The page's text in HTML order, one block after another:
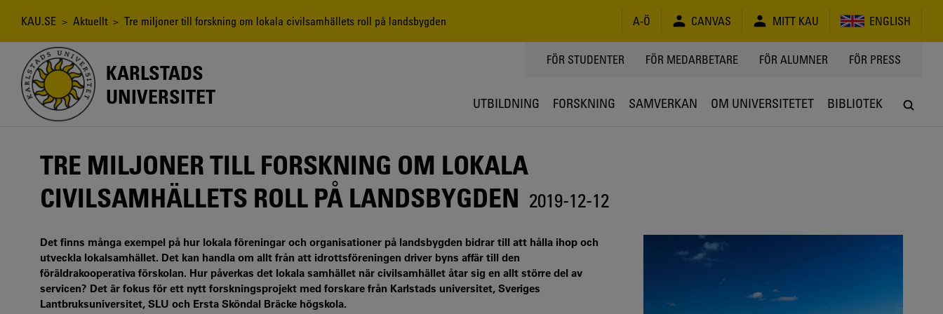
Länkstig
KAU.SE > Aktuellt > Tre miljoner till forskning om lokala civilsamhällets roll på landsbygden A-Ö CANVAS MITT KAU ENGLISH
KARLSTADS
UNIVERSITET
TOPPMENY
FÖR STUDENTER FÖR MEDARBETARE FÖR ALUMNER FÖR PRESS
UTBILDNING FORSKNING SAMVERKAN OM UNIVERSITETET BIBLIOTEK
TRE MILJONER TILL FORSKNING OM LOKALA
CIVILSAMHÄLLETS ROLL PÅ LANDSBYGDEN 2019-12-12
Det finns många exempel på hur lokala föreningar och organisationer på landsbygden bidrar till att hålla ihop och
utveckla lokalsamhället. Det kan handla om allt från att idrottsföreningen driver byns affär till den
föräldrakooperativa förskolan. Hur påverkas det lokala samhället när civilsamhället åtar sig en allt större del av
servicen? Det är fokus för ett nytt forskningsprojekt med forskare från Karlstads universitet, Sveriges
Lantbruksuniversitet, SLU och Ersta Sköndal Bräcke högskola.